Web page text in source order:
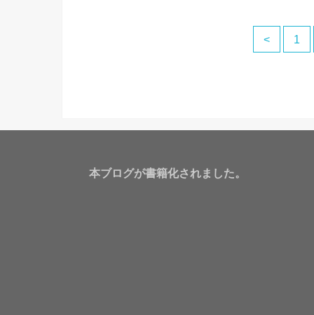
< 1
本ブログが書籍化されました。